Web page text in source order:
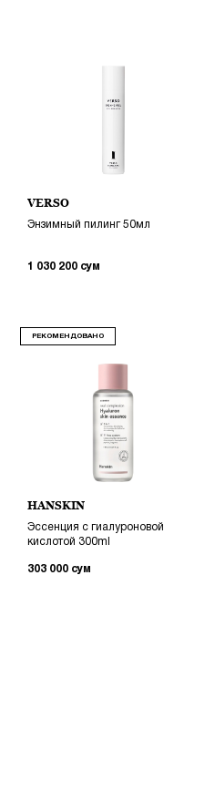
VERSO
Энзимный пилинг 50мл
1 030 200 сум
РЕКОМЕНДОВАНО
HANSKIN
Эссенция с гиалуроновой
кислотой 300ml
303 000 сум